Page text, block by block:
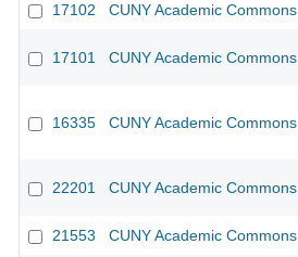
17102 CUNY Academic Commons
17101 CUNY Academic Commons
16335 CUNY Academic Commons
22201 CUNY Academic Commons
21553 CUNY Academic Commons